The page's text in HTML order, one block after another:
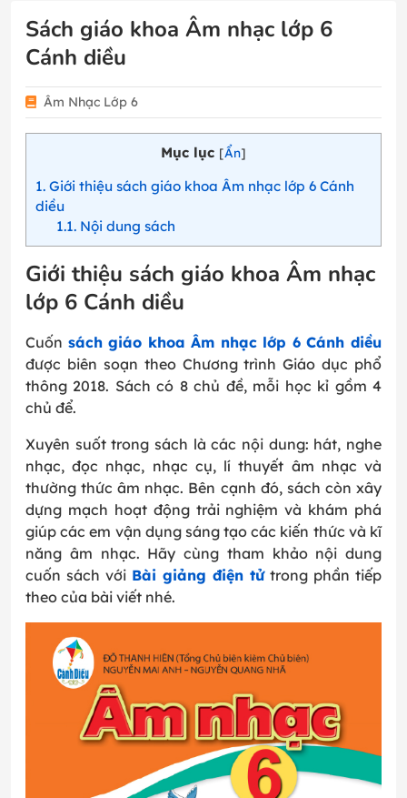
Sách giáo khoa Âm nhạc lớp 6
Cánh diều
Âm Nhạc Lớp 6
Mục lục [Ẩn]
1 Giới thiệu sách giáo khoa Âm nhạc lớp 6 Cánh
diều
1.1Nội dung sách
Giới thiệu sách giáo khoa Âm nhạc
lớp 6 Cánh diều
Cuốn sách giáo khoa Âm nhạc lớp 6 Cánh diều
được biên soạn theo Chương trình Giáo dục phổ
thông 2018. Sách có 8 chủ đề, mỗi học kỉ gồm 4
chủ để.
Xuyên suốt trong sách là các nội dung: hát, nghe
nhạc, đọc nhạc, nhạc cụ, lí thuyết âm nhạc và
thường thức âm nhạc. Bên cạnh đó, sách còn xây
dựng mạch hoạt động trải nghiệm và khám phá
giúp các em vận dụng sáng tạo các kiến thức và kĩ
năng âm nhạc. Hãy cùng tham khảo nội dung
cuốn sách với Bài giảng điện tửtrong phần tiếp
theo của bài viết nhé.